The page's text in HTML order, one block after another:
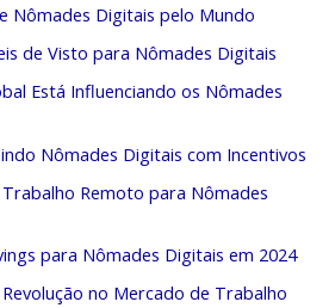
Nômades Digitais pelo Mundo
de Visto para Nômades Digitais
Está Influenciando os Nômades
Nômades Digitais com Incentivos
Remoto para Nômades
para Nômades Digitais em 2024
no Mercado de Trabalho